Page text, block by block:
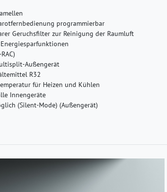
programmierbar
Geruchsfilter zur Reinigung der Raumluft
Außengerät
R32
für Heizen und Kühlen
Innengeräte
(Silent-Mode) (Außengerät)